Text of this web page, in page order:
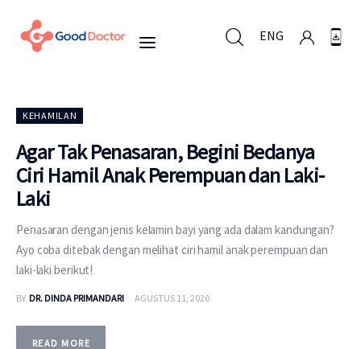
ENG
Untuk Bisnis
Untuk Anda
Mengapa Good Doctor
Berita
Layanan
KEHAMILAN
Agar Tak Penasaran, Begini Bedanya
Ciri Hamil Anak Perempuan dan Laki-
Laki
Penasaran dengan jenis kelamin bayi yang ada dalam kandungan?
Ayo coba ditebak dengan melihat ciri hamil anak perempuan dan
laki-laki berikut!
BY DR. DINDA PRIMANDARI AGUSTUS 11, 2020
READ MORE